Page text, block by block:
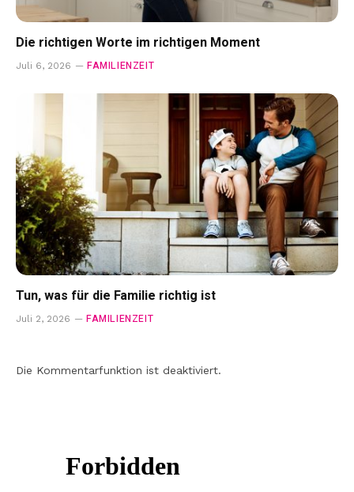
Die richtigen Worte im richtigen Moment
Juli 6, 2026 FAMILIENZEIT
Tun, was für die Familie richtig ist
Juli 2, 2026 FAMILIENZEIT
Die Kommentarfunktion ist deaktiviert.